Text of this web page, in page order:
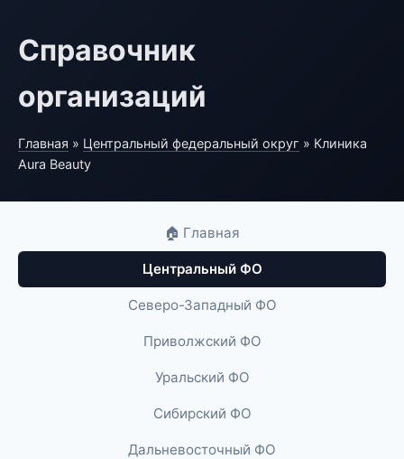
Справочник
организаций
Главная » Центральный федеральный округ » Клиника
Aura Beauty
🏠 Главная
Центральный ФО
Северо-Западный ФО
Приволжский ФО
Уральский ФО
Сибирский ФО
Дальневосточный ФО